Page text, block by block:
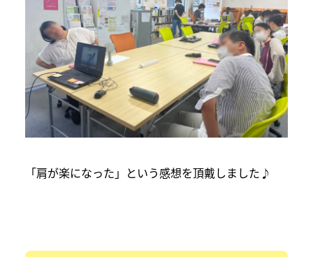
「肩が楽になった」という感想を頂戴しました♪